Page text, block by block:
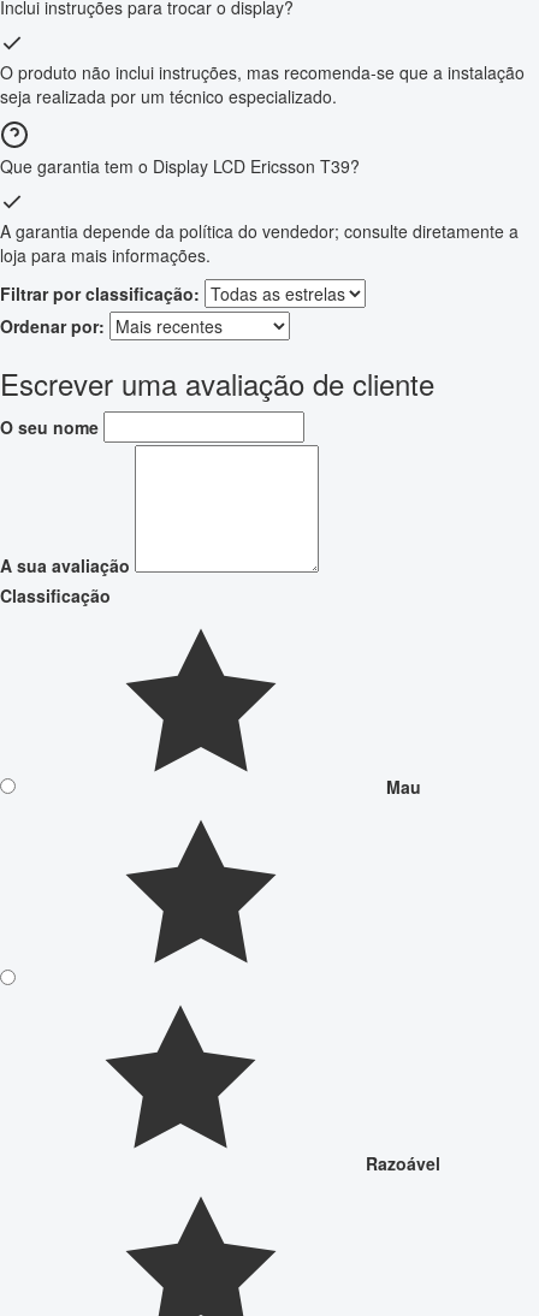
Inclui instruções para trocar o display?
O produto não inclui instruções, mas recomenda-se que a instalação
seja realizada por um técnico especializado.
Que garantia tem o Display LCD Ericsson T39?
A garantia depende da política do vendedor; consulte diretamente a
loja para mais informações.
Filtrar por classificação:
Ordenar por:
Escrever uma avaliação de cliente
O seu nome
A sua avaliação
Classificação
Mau
Razoável